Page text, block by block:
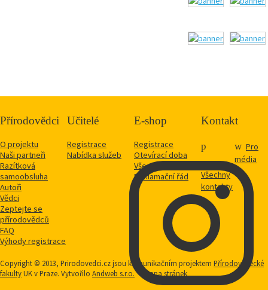
Přírodovědci
O projektu
Naši partneři
Razítková
samoobsluha
Autoři
Vědci
Zeptejte se
přírodovědců
FAQ
Výhody registrace
Učitelé
Registrace
Nabídka služeb
E-shop
Registrace
Otevírací doba
Vše o nákupu
Reklamační řád
Kontakt
Všechny
kontakty
Pro
média
Copyright © 2013, Prirodovedci.cz jsou komunikačním projektem Přírodovědecké
fakultyUK v Praze. Vytvořilo Andweb s.r.o. Mapa stránek